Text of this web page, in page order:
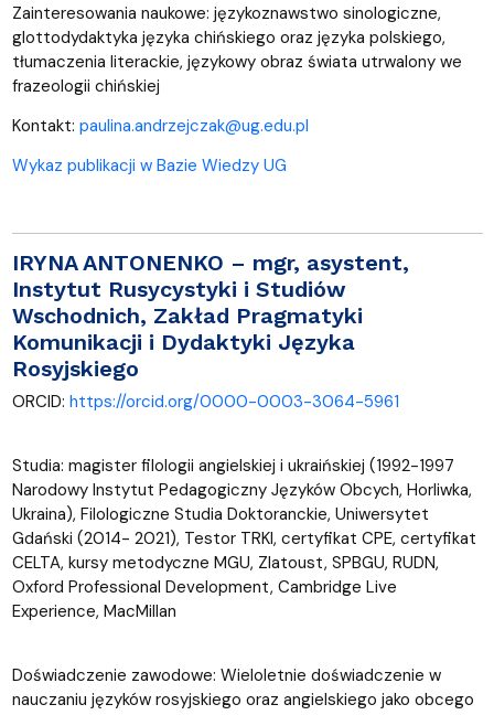
Zainteresowania naukowe: językoznawstwo sinologiczne,
glottodydaktyka języka chińskiego oraz języka polskiego,
tłumaczenia literackie, językowy obraz świata utrwalony we
frazeologii chińskiej
Kontakt: paulina.andrzejczak@ug.edu.pl
Wykaz publikacji w Bazie Wiedzy UG
IRYNA ANTONENKO – mgr, asystent,
Instytut Rusycystyki i Studiów
Wschodnich, Zakład Pragmatyki
Komunikacji i Dydaktyki Języka
Rosyjskiego
ORCID: https://orcid.org/0000-0003-3064-5961
Studia: magister filologii angielskiej i ukraińskiej (1992-1997
Narodowy Instytut Pedagogiczny Języków Obcych, Horliwka,
Ukraina), Filologiczne Studia Doktoranckie, Uniwersytet
Gdański (2014- 2021), Testor TRKI, certyfikat CPE, certyfikat
CELTA, kursy metodyczne MGU, Zlatoust, SPBGU, RUDN,
Oxford Professional Development, Cambridge Live
Experience, MacMillan
Doświadczenie zawodowe: Wieloletnie doświadczenie w
nauczaniu języków rosyjskiego oraz angielskiego jako obcego